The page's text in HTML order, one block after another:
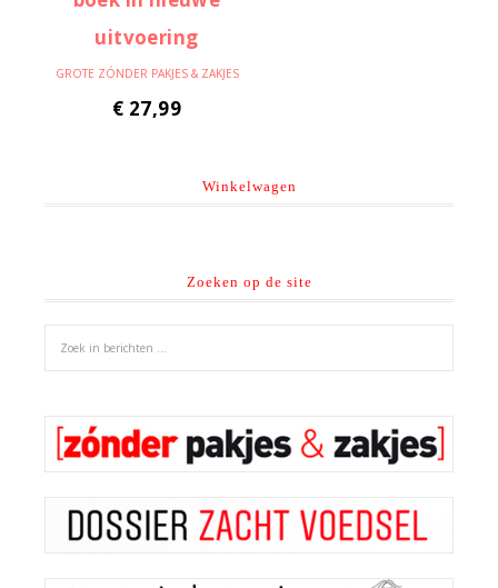
GROTE ZÓNDER PAKJES & ZAKJES
€ 27,99
Winkelwagen
Zoeken op de site